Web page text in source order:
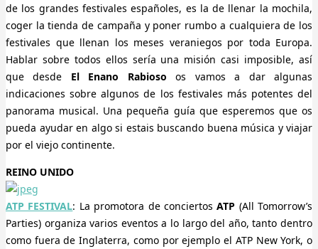
de los grandes festivales españoles, es la de llenar la mochila,
coger la tienda de campaña y poner rumbo a cualquiera de los
festivales que llenan los meses veraniegos por toda Europa.
Hablar sobre todos ellos sería una misión casi imposible, así
que desde El Enano Rabioso os vamos a dar algunas
indicaciones sobre algunos de los festivales más potentes del
panorama musical. Una pequeña guía que esperemos que os
pueda ayudar en algo si estais buscando buena música y viajar
por el viejo continente.
REINO UNIDO
ATP FESTIVAL: La promotora de conciertosATP (All Tomorrow’s
Parties) organiza varios eventos a lo largo del año, tanto dentro
como fuera de Inglaterra, como por ejemplo el ATP New York, o